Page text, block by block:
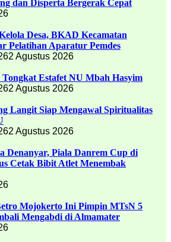
dan Disperta Bergerak Cepat
Desa, BKAD Kecamatan
Pelatihan Aparatur Pemdes
2 Agustus 2026
Estafet NU Mbah Hasyim
2 Agustus 2026
Langit Siap Mengawal Spiritualitas
2 Agustus 2026
Denanyar, Piala Danrem Cup di
Cetak Bibit Atlet Menembak
Mojokerto Ini Pimpin MTsN 5
Mengabdi di Almamater